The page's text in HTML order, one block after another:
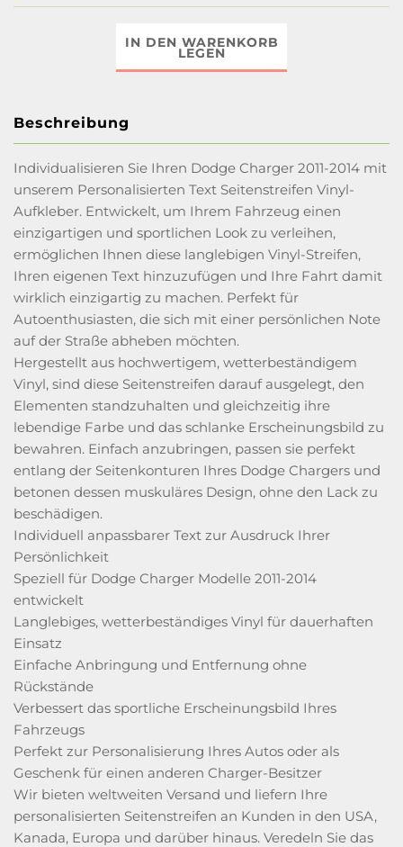
IN DEN WARENKORB
LEGEN
Beschreibung
Individualisieren Sie Ihren Dodge Charger 2011-2014 mit
unserem Personalisierten Text Seitenstreifen Vinyl-
Aufkleber. Entwickelt, um Ihrem Fahrzeug einen
einzigartigen und sportlichen Look zu verleihen,
ermöglichen Ihnen diese langlebigen Vinyl-Streifen,
Ihren eigenen Text hinzuzufügen und Ihre Fahrt damit
wirklich einzigartig zu machen. Perfekt für
Autoenthusiasten, die sich mit einer persönlichen Note
auf der Straße abheben möchten.
Hergestellt aus hochwertigem, wetterbeständigem
Vinyl, sind diese Seitenstreifen darauf ausgelegt, den
Elementen standzuhalten und gleichzeitig ihre
lebendige Farbe und das schlanke Erscheinungsbild zu
bewahren. Einfach anzubringen, passen sie perfekt
entlang der Seitenkonturen Ihres Dodge Chargers und
betonen dessen muskuläres Design, ohne den Lack zu
beschädigen.
Individuell anpassbarer Text zur Ausdruck Ihrer
Persönlichkeit
Speziell für Dodge Charger Modelle 2011-2014
entwickelt
Langlebiges, wetterbeständiges Vinyl für dauerhaften
Einsatz
Einfache Anbringung und Entfernung ohne
Rückstände
Verbessert das sportliche Erscheinungsbild Ihres
Fahrzeugs
Perfekt zur Personalisierung Ihres Autos oder als
Geschenk für einen anderen Charger-Besitzer
Wir bieten weltweiten Versand und liefern Ihre
personalisierten Seitenstreifen an Kunden in den USA,
Kanada, Europa und darüber hinaus. Veredeln Sie das